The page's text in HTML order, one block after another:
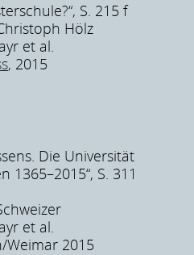
S. 215 f
Hölz
et al.
, 2015
Die Universität
S. 311
et al.
Weimar 2015